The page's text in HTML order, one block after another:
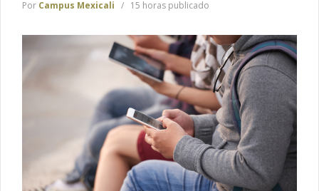
Por Campus Mexicali 15 horas publicado